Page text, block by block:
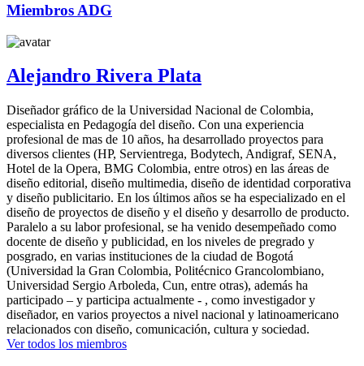
Miembros ADG
Alejandro Rivera Plata
Diseñador gráfico de la Universidad Nacional de Colombia,
especialista en Pedagogía del diseño. Con una experiencia
profesional de mas de 10 años, ha desarrollado proyectos para
diversos clientes (HP, Servientrega, Bodytech, Andigraf, SENA,
Hotel de la Opera, BMG Colombia, entre otros) en las áreas de
diseño editorial, diseño multimedia, diseño de identidad corporativa
y diseño publicitario. En los últimos años se ha especializado en el
diseño de proyectos de diseño y el diseño y desarrollo de producto.
Paralelo a su labor profesional, se ha venido desempeñado como
docente de diseño y publicidad, en los niveles de pregrado y
posgrado, en varias instituciones de la ciudad de Bogotá
(Universidad la Gran Colombia, Politécnico Grancolombiano,
Universidad Sergio Arboleda, Cun, entre otras), además ha
participado – y participa actualmente - , como investigador y
diseñador, en varios proyectos a nivel nacional y latinoamericano
relacionados con diseño, comunicación, cultura y sociedad.
Ver todos los miembros